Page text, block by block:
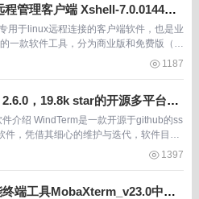
管理客户端 Xshell-7.0.0144家
版用于linux远程连接的客户端软件，也是业
一款软件工具，分为商业版和免费版（家
者个人使用Xshell管理linux已经十多年1187
，19.8k star的开源多平台ss
介绍 WindTerm是一款开源于github的ss
件，凭借其细心的维护与迭代，软件目前
的star。 WindTerm具备常规ssh客户端软
1397
端工具MobaXterm_v23.0中文